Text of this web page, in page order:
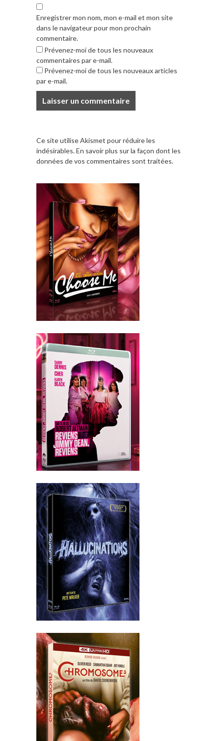
Enregistrer mon nom, mon e-mail et mon site
dans le navigateur pour mon prochain
commentaire.
Prévenez-moi de tous les nouveaux
commentaires par e-mail.
Prévenez-moi de tous les nouveaux articles
par e-mail.
Ce site utilise Akismet pour réduire les
indésirables.En savoir plus sur la façon dont les
données de vos commentaires sont traitées.